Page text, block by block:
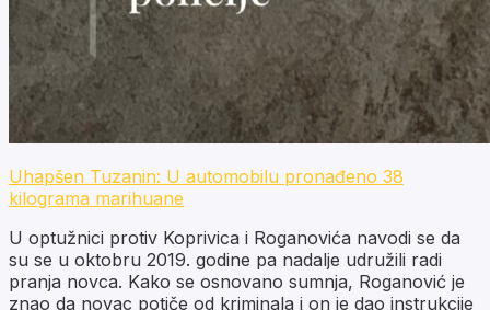
Uhapšen Tuzanin: U automobilu pronađeno 38
kilograma marihuane
U optužnici protiv Koprivica i Roganovića navodi se da
su se u oktobru 2019. godine pa nadalje udružili radi
pranja novca. Kako se osnovano sumnja, Roganović je
znao da novac potiče od kriminala i on je dao instrukcije